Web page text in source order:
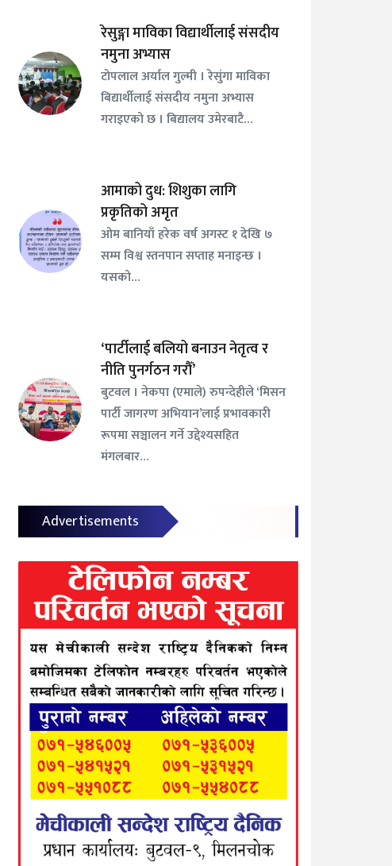
रेसुङ्गा माविका विद्यार्थीलाई संसदीय
नमुना अभ्यास
टोपलाल अर्याल गुल्मी । रेसुंगा माविका
बिद्यार्थीलाई संसदीय नमुना अभ्यास
गराइएको छ । बिद्यालय उमेरबाटै…
आमाको दुध: शिशुका लागि
प्रकृतिको अमृत
ओम बानियाँ हरेक वर्ष अगस्ट १ देखि ७
सम्म विश्व स्तनपान सप्ताह मनाइन्छ ।
यसको…
‘पार्टीलाई बलियो बनाउन नेतृत्व र
नीति पुनर्गठन गरौँ’
बुटवल । नेकपा (एमाले) रुपन्देहीले ‘मिसन
पार्टी जागरण अभियान’लाई प्रभावकारी
रूपमा सञ्चालन गर्ने उद्देश्यसहित
मंगलबार…
Advertisements